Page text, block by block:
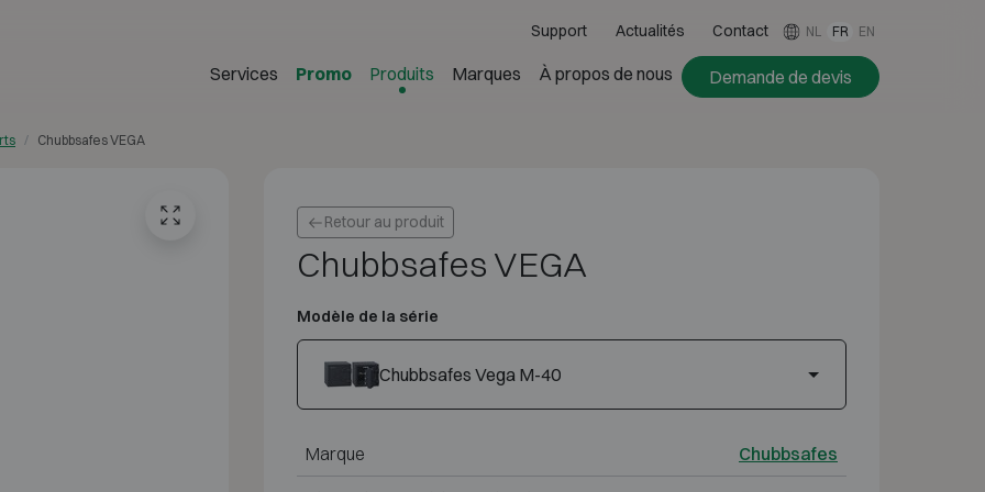
Support Actualités Contact NL FR EN
Services Promo Produits Marques À propos de nous Demande de devis
Chubbsafes VEGA
Retour au produit
Chubbsafes VEGA
Modèle de la série
Chubbsafes Vega M-40
Marque Chubbsafes